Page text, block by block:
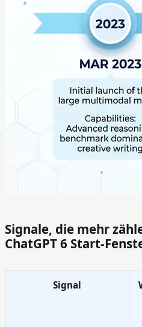
Signale, die mehr
ChatGPT 6 Start-
Signal